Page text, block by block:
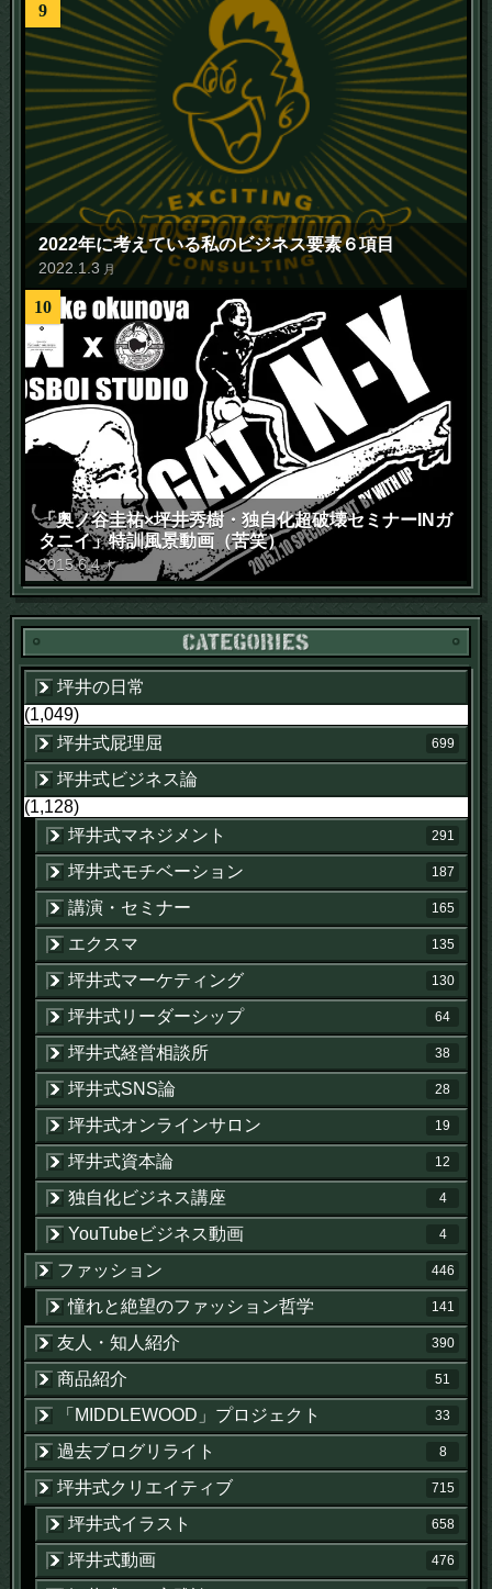
9
2022年に考えている私のビジネス要素６項目
2022 1.3 月
10
「奥ノ谷圭祐×坪井秀樹・独自化超破壊セミナーINガ
タニイ」特訓風景動画（苦笑）
2015.6.4 木
坪井の日常
(1,049)
坪井式屁理屈
699
坪井式ビジネス論
(1,128)
坪井式マネジメント
291
坪井式モチベーション 187
講演・セミナー 165
エクスマ 135
坪井式マーケティング 130
坪井式リーダーシップ 64
坪井式経営相談所 38
坪井式SNS論 28
坪井式オンラインサロン 19
坪井式資本論 12
独自化ビジネス講座 4
YouTubeビジネス動画 4
ファッション 446
憧れと絶望のファッション哲学 141
友人・知人紹介 390
商品紹介 51
「MIDDLEWOOD」プロジェクト 33
過去ブログリライト 8
坪井式クリエイティブ 715
坪井式イラスト 658
坪井式動画 476